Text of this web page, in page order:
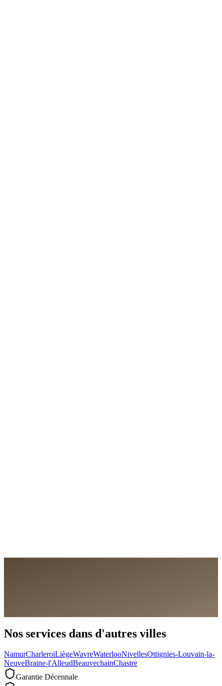
Nos services dans d'autres villes
NamurCharleroiLiègeWavreWaterlooNivellesOttignies-Louvain-la-
NeuveBraine-l'AlleudBeauvechainChastre
Garantie Décennale